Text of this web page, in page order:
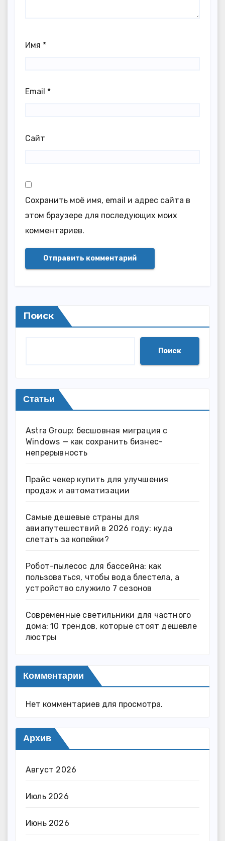
Имя *
Email *
Сайт
Сохранить моё имя, email и адрес сайта в
этом браузере для последующих моих
комментариев.
Поиск
Поиск
Статьи
Astra Group: бесшовная миграция с
Windows — как сохранить бизнес-
непрерывность
Прайс чекер купить для улучшения
продаж и автоматизации
Самые дешевые страны для
авиапутешествий в 2026 году: куда
слетать за копейки?
Робот-пылесос для бассейна: как
пользоваться, чтобы вода блестела, а
устройство служило 7 сезонов
Современные светильники для частного
дома: 10 трендов, которые стоят дешевле
люстры
Комментарии
Нет комментариев для просмотра.
Архив
Август 2026
Июль 2026
Июнь 2026